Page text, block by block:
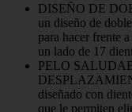
DISEÑO DE
un diseño de
para hacer frente
un lado de 17
PELO
diseñado con
que le permiten